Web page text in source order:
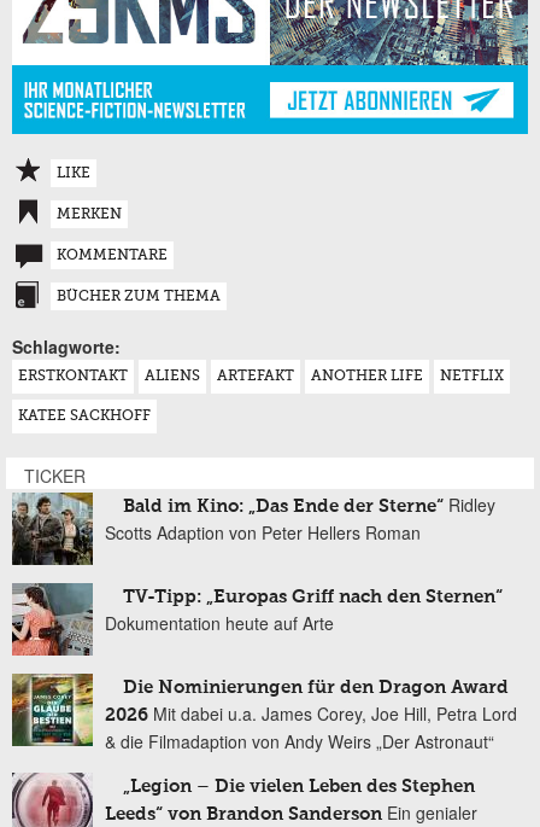
LIKE
MERKEN
KOMMENTARE
BÜCHER ZUM THEMA
Schlagworte:
ERSTKONTAKT ALIENS ARTEFAKT ANOTHER LIFE NETFLIX
KATEE SACKHOFF
TICKER
Bald im Kino: „Das Ende der Sterne“ Ridley
Scotts Adaption von Peter Hellers Roman
TV-Tipp: „Europas Griff nach den Sternen“
Dokumentation heute auf Arte
Die Nominierungen für den Dragon Award
2026 Mit dabei u.a. James Corey, Joe Hill, Petra Lord
& die Filmadaption von Andy Weirs „Der Astronaut“
„Legion – Die vielen Leben des Stephen
Leeds“ von Brandon Sanderson Ein genialer